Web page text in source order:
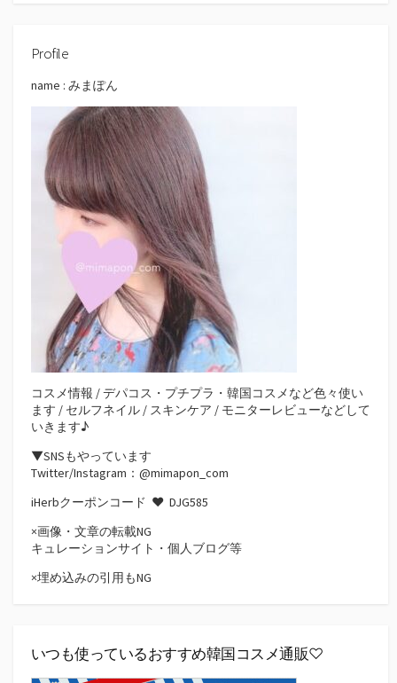
Profile
name : みまぽん
コスメ情報 / デパコス・プチプラ・韓国コスメなど色々使い
ます / セルフネイル / スキンケア / モニターレビューなどして
いきます♪
▼SNSもやっています
Twitter/Instagram：@mimapon_com
iHerbクーポンコード ♥ DJG585
×画像・文章の転載NG
キュレーションサイト・個人ブログ等
×埋め込みの引用もNG
いつも使っているおすすめ韓国コスメ通販♡